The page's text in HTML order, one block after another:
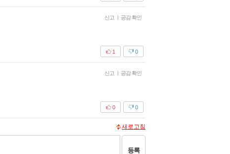
신고 | 공감 확인
0
1
신고 | 공감 확인
0
0
새로고침
등록